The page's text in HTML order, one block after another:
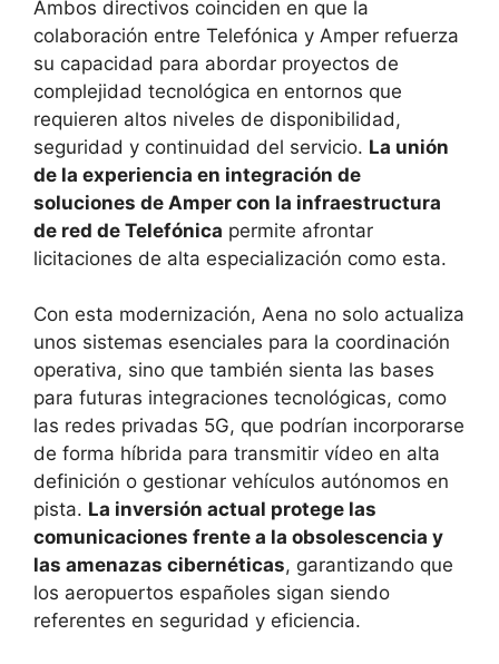
Ambos directivos coinciden en que la
colaboración entre Telefónica y Amper refuerza
su capacidad para abordar proyectos de
complejidad tecnológica en entornos que
requieren altos niveles de disponibilidad,
seguridad y continuidad del servicio. La unión
de la experiencia en integración de
soluciones de Amper con la infraestructura
de red de Telefónica permite afrontar
licitaciones de alta especialización como esta.
Con esta modernización, Aena no solo actualiza
unos sistemas esenciales para la coordinación
operativa, sino que también sienta las bases
para futuras integraciones tecnológicas, como
las redes privadas 5G, que podrían incorporarse
de forma híbrida para transmitir vídeo en alta
definición o gestionar vehículos autónomos en
pista. La inversión actual protege las
comunicaciones frente a la obsolescencia y
las amenazas cibernéticas, garantizando que
los aeropuertos españoles sigan siendo
referentes en seguridad y eficiencia.